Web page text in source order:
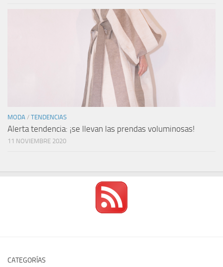
MODA / TENDENCIAS
Alerta tendencia: ¡se llevan las prendas voluminosas!
11 NOVIEMBRE 2020
CATEGORÍAS